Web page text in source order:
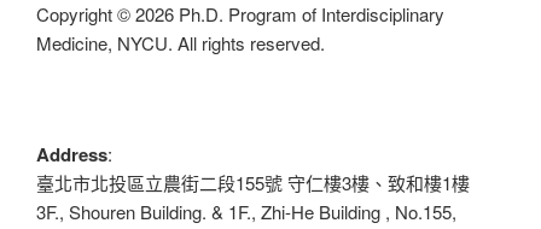
Copyright © 2026 Ph.D. Program of Interdisciplinary
Medicine, NYCU. All rights reserved.
Address:
臺北市北投區立農街二段155號 守仁樓3樓、致和樓1樓
3F., Shouren Building. & 1F., Zhi-He Building , No.155,